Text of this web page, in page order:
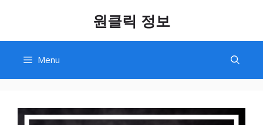
content
원클릭 정보
Menu